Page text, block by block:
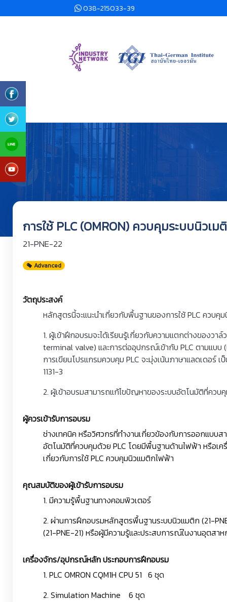
038-215033-39
การใช้ PLC (OMRON) ควบคุมระบบนิวเม
21-PNE-22
Advanced
วัตถุประสงค์
หลักสูตรนี้จะแนะนำเกี่ยวกับพื้นฐานของการใช้ PLC ควบคุ
1. ผู้เข้าฝึกอบรมจะได้เรียนรู้เกี่ยวกับความแตกต่างของว
terminal valve) และการต่ออุปกรณ์เข้ากับ PLC ตามแบบ
การเขียนโปรแกรมควบคุม PLC จะมุ่งเน้นภาษาแลดเดอร์
1131-3
2. ผู้เข้าอบรมสามารถแก้ไขปัญหาของระบบอัตโนมัติที่ควบ
ผู้ควรเข้ารับการอบรม
ช่างเทคนิค หรือวิศวกรที่ทำงานเกี่ยวข้องกับการออกแบบส
อัตโนมัติที่ควบคุมด้วย PLC โดยมีพื้นฐานด้านไฟฟ้า หรือเ
เกี่ยวกับการใช้ PLC ควบคุมนิวแมติกไฟฟ้า
คุณสมบัติของผู้เข้ารับการอบรม
1. มีความรู้พื้นฐานทางคอมพิวเตอร์
2. ผ่านการฝึกอบรมหลักสูตรพื้นฐานระบบนิวแมติก (21-
(21-PNE-21) หรือผู้มีความรู้และประสบการณ์ในงานอุตสา
เครื่องจักร/อุปกรณ์หลัก ประกอบการฝึกอบรม
1. PLC OMRON CQM1H CPU 51 6 ชุด
2. Simulation Machine 6 ชุด